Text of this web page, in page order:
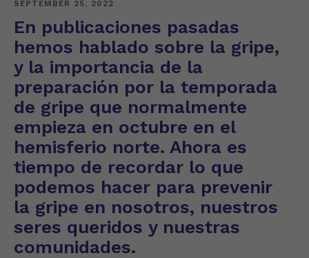
SEPTEMBER 25, 2022
En publicaciones pasadas
hemos hablado sobre la gripe,
y la importancia de la
preparación por la temporada
de gripe que normalmente
empieza en octubre en el
hemisferio norte. Ahora es
tiempo de recordar lo que
podemos hacer para prevenir
la gripe en nosotros, nuestros
seres queridos y nuestras
comunidades.